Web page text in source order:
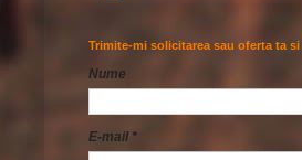
Trimite-mi solicitarea sau oferta ta
Nume
E-mail *